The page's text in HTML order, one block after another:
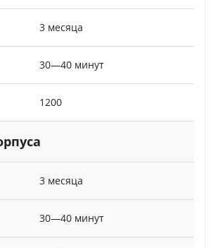
3 месяца
30—40 минут
1200
3 месяца
30—40 минут